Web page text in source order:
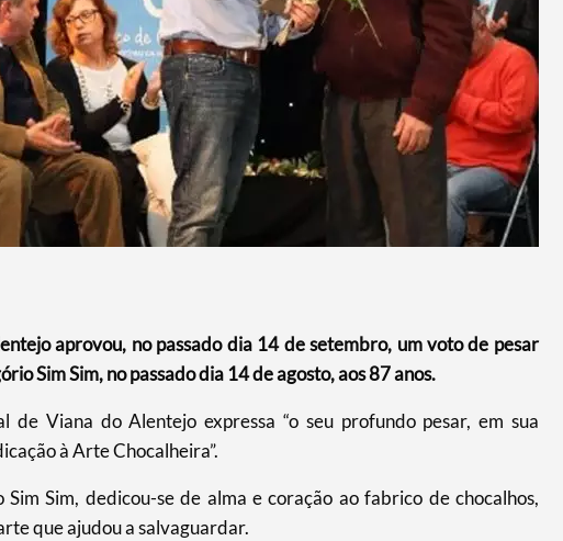
aprovou, no passado dia 14 de setembro, um voto de pesar
Sim Sim, no passado dia 14 de agosto, aos 87 anos.
de Viana do Alentejo expressa “o seu profundo pesar, em sua
à Arte Chocalheira”.
Sim, dedicou-se de alma e coração ao fabrico de chocalhos,
que ajudou a salvaguardar.